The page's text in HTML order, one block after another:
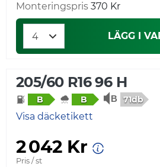
Monteringspris 370 Kr
LÄGG I
205/60 R16 96 H
B B 71db
Visa däcketikett
2 042 Kr
Pris / st